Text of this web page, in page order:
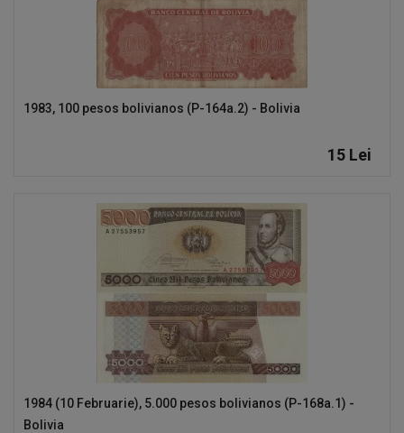
1983, 100 pesos bolivianos (P-164a.2) - Bolivia
15 Lei
1984 (10 Februarie), 5.000 pesos bolivianos (P-168a.1) -
Bolivia